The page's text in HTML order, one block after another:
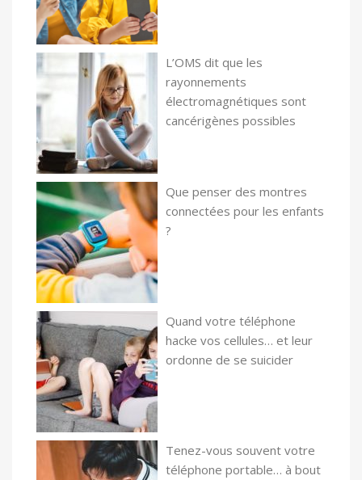
L’OMS dit que les
rayonnements
électromagnétiques sont
cancérigènes possibles
Que penser des montres
connectées pour les enfants
?
Quand votre téléphone
hacke vos cellules… et leur
ordonne de se suicider
Tenez-vous souvent votre
téléphone portable… à bout